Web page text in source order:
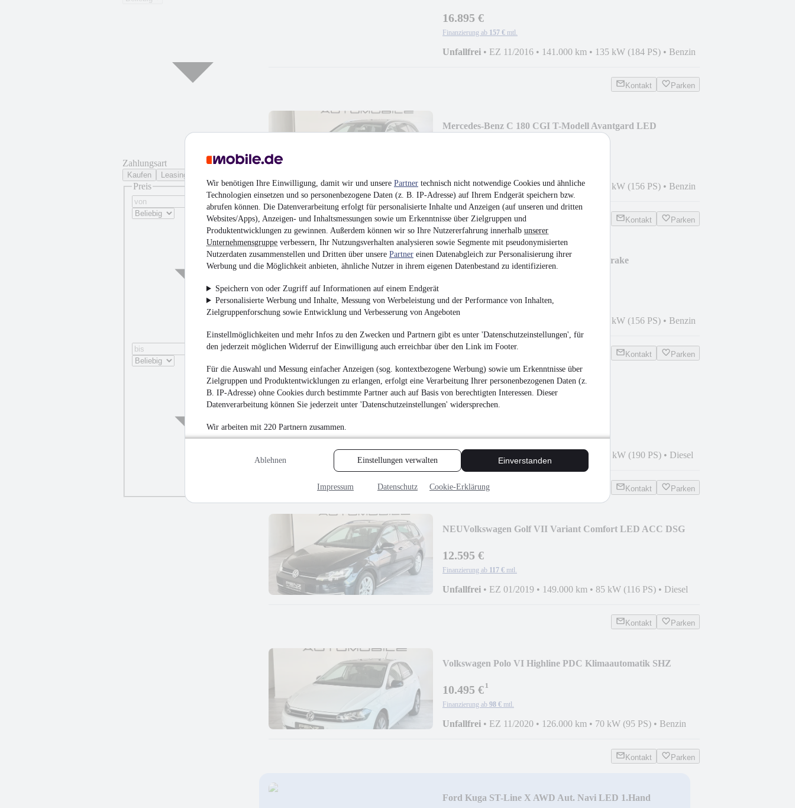
Wir benötigen Ihre Einwilligung, damit wir und unsere Partner technisch nicht notwendige Cookies und ähnliche
Technologien einsetzen und so personenbezogene Daten (z. B. IP-Adresse) auf Ihrem Endgerät speichern bzw.
abrufen können. Die Datenverarbeitung erfolgt für personalisierte Inhalte und Anzeigen (auf unseren und dritten
Websites/Apps), Anzeigen- und Inhaltsmessungen sowie um Erkenntnisse über Zielgruppen und
Produktentwicklungen zu gewinnen. Außerdem können wir so Ihre Nutzererfahrung innerhalb unserer
Unternehmensgruppe verbessern, Ihr Nutzungsverhalten analysieren sowie Segmente mit pseudonymisierten
Nutzerdaten zusammenstellen und Dritten über unsere Partner einen Datenabgleich zur Personalisierung ihrer
Werbung und die Möglichkeit anbieten, ähnliche Nutzer in ihrem eigenen Datenbestand zu identifizieren.
Speichern von oder Zugriff auf Informationen auf einem Endgerät
Personalisierte Werbung und Inhalte, Messung von Werbeleistung und der Performance von Inhalten,
Zielgruppenforschung sowie Entwicklung und Verbesserung von Angeboten
Einstellmöglichkeiten und mehr Infos zu den Zwecken und Partnern gibt es unter 'Datenschutzeinstellungen', für
den jederzeit möglichen Widerruf der Einwilligung auch erreichbar über den Link im Footer.
Für die Auswahl und Messung einfacher Anzeigen (sog. kontextbezogene Werbung) sowie um Erkenntnisse über
Zielgruppen und Produktentwicklungen zu erlangen, erfolgt eine Verarbeitung Ihrer personenbezogenen Daten (z.
B. IP-Adresse) ohne Cookies durch bestimmte Partner auch auf Basis von berechtigten Interessen. Dieser
Datenverarbeitung können Sie jederzeit unter 'Datenschutzeinstellungen' widersprechen.
Wir arbeiten mit 220 Partnern zusammen.
Ablehnen Einstellungen verwalten Einverstanden
Impressum Datenschutz Cookie-Erklärung
Zahlungsart
Kaufen Leasing
Preis
16.895 €
Finanzierung ab 157 € mtl.
Unfallfrei • EZ 11/2016 • 141.000 km • 135 kW (184 PS) • Benzin
Kontakt Parken
Mercedes-Benz C 180 CGI T-Modell Avantgard LED
Unfallfrei•EZ 01/2017• 135.490 km 115 kW (156 PS) • Benzin
Kontakt Parken
NEUMercedes-Benz CLA 200 Shooting Brake
Finanzierung ab 147 € mtl.
115 kW (156 PS) • Benzin
Kontakt Parken
BMW 320D xDrive Advantage LED
Finanzierung ab 153 € mtl.
Unfallfrei • 140 kW (190 PS) • Diesel
Kontakt Parken
NEUVolkswagen Golf VII Variant Comfort LED ACC DSG
12.595 €
Finanzierung ab 117 € mtl.
Unfallfrei • EZ 01/2019 • 149.000 km • 85 kW (116 PS) • Diesel
Kontakt Parken
Volkswagen Polo VI Highline PDC Klimaautomatik SHZ
10.495 €¹
Finanzierung ab 98 € mtl.
Unfallfrei • EZ 11/2020 • 126.000 km • 70 kW (95 PS) • Benzin
Kontakt Parken
Ford Kuga ST-Line X AWD Aut. Navi LED 1.Hand